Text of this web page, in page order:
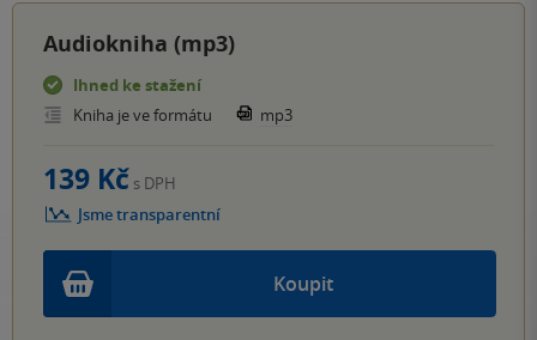
Audiokniha (mp3)
Ihned ke stažení
Kniha je ve formátu
mp3
Koupit
139 Kč s DPH
Jsme transparentní